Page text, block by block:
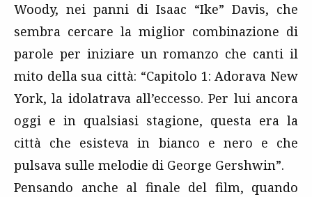
Woody, nei panni di Isaac “Ike” Davis, che
sembra cercare la miglior combinazione di
parole per iniziare un romanzo che canti il
mito della sua città: “Capitolo 1: Adorava New
York, la idolatrava all’eccesso. Per lui ancora
oggi e in qualsiasi stagione, questa era la
città che esisteva in bianco e nero e che
pulsava sulle melodie di George Gershwin”.
Pensando anche al finale del film, quando